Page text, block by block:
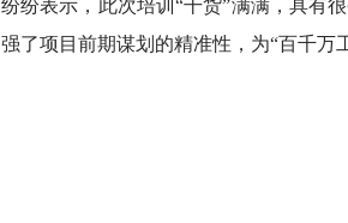
纷纷表示，此次培训“干货”满满，具有
强了项目前期谋划的精准性，为“百千万